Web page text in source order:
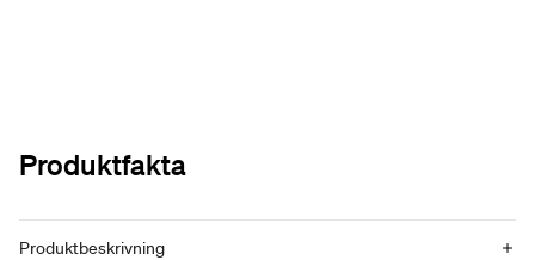
Produktfakta
Produktbeskrivning